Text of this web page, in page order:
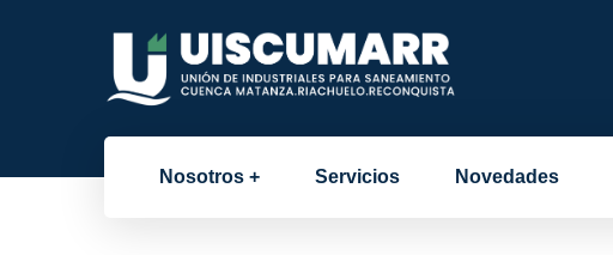
Nosotros Servicios Novedades